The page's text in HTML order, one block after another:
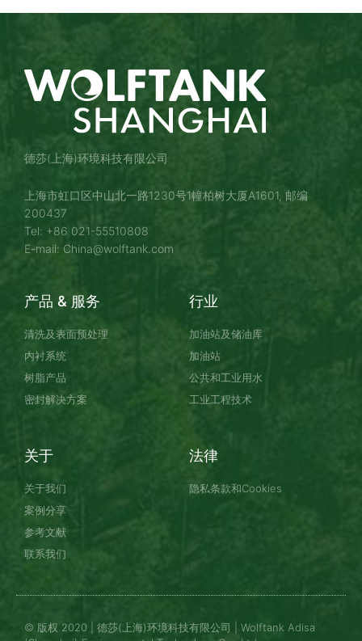
德莎(上海)环境科技有限公司
上海市虹口区中山北一路1230号1幢柏树大厦A1601, 邮编
200437
Tel: +86 021-55510808
E-mail: China@wolftank.com
产品 & 服务
清洗及表面预处理
内衬系统
树脂产品
密封解决方案
行业
加油站及储油库
加油站
公共和工业用水
工业工程技术
关于
关于我们
案例分享
参考文献
联系我们
法律
隐私条款和Cookies
© 版权 2020 | 德莎(上海)环境科技有限公司 | Wolftank Adisa